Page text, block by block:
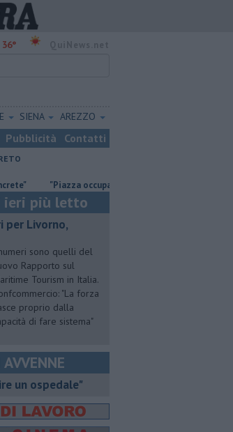
36°
SIENA AREZZO
Pubblicità Contatti
"Piazza occupata inutilmente per sette giorni"
ieri più letto
per Livorno,
sono quelli del
Rapporto sul
Tourism in Italia.
"La forza
proprio dalla
di fare sistema"
un ospedale"